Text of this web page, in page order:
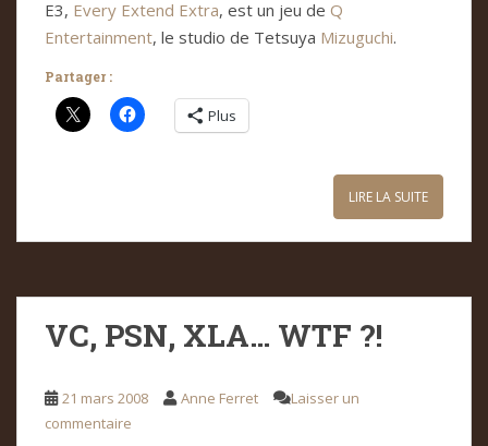
E3, Every Extend Extra, est un jeu de Q
Entertainment, le studio de Tetsuya Mizuguchi.
Partager :
Plus
LIRE LA SUITE
VC, PSN, XLA… WTF ?!
21 mars 2008 Anne Ferret
Laisser un
commentaire